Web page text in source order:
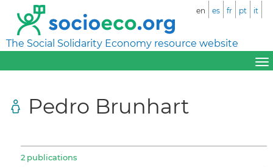
The Social Solidarity Economy resource website
en es fr pt it
Pedro Brunhart
2 publications